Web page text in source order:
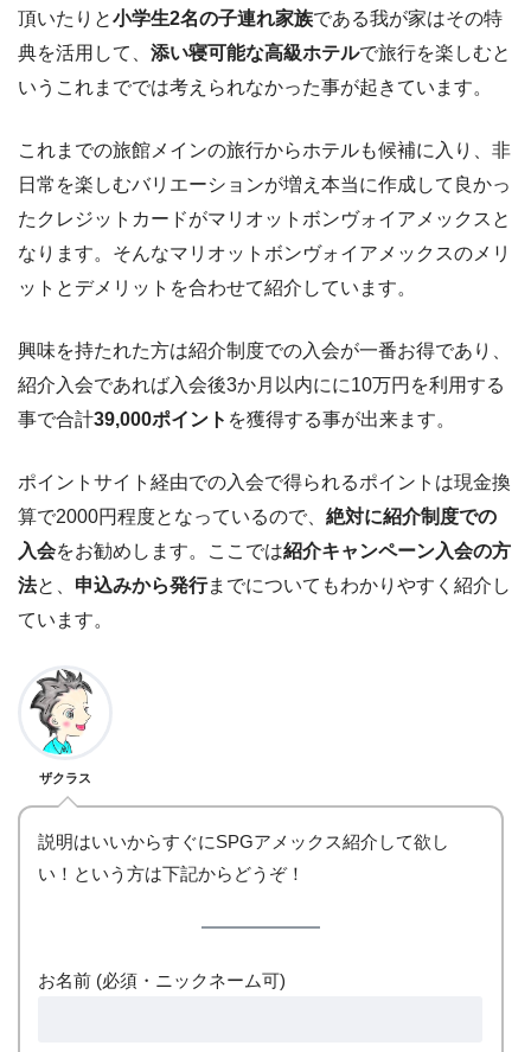
頂いたりと小学生2名の子連れ家族である我が家はその特
典を活用して、 添い寝可能な高級ホテルで旅行を楽しむと
いうこれまででは考えられなかった事が起きています。
これまでの旅館メインの旅行からホテルも候補に入り、非
日常を楽しむバリエーションが増え本当に作成して良かっ
たクレジットカードがマリオットボンヴォイアメックスと
なります。そんなマリオットボンヴォイアメックスのメリ
ットとデメリットを合わせて紹介しています。
興味を持たれた方は紹介制度での入会が一番お得であり、
紹介入会であれば入会後3か月以内にに10万円を利用する
事で合計39,000ポイント を獲得する事が出来ます。
ポイントサイト経由での入会で得られるポイントは現金換
算で2000円程度となっているので、 絶対に紹介制度での
入会をお勧めします。ここでは紹介キャンペーン入会の方
法と、 申込みから発行までについてもわかりやすく紹介し
ています。
ザクラス
説明はいいからすぐにSPGアメックス紹介して欲し
い！という方は下記からどうぞ！
お名前 (必須・ニックネーム可)